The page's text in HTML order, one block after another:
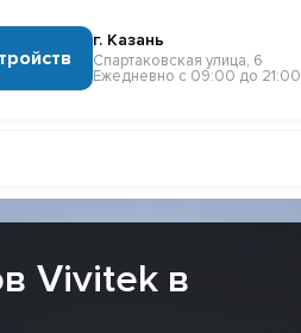
г. Казань
Спартаковская улица, 6
Ежедневно с 09:00 до 21:00
Vivitek в